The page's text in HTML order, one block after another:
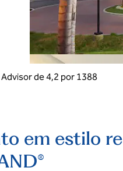
em estilo